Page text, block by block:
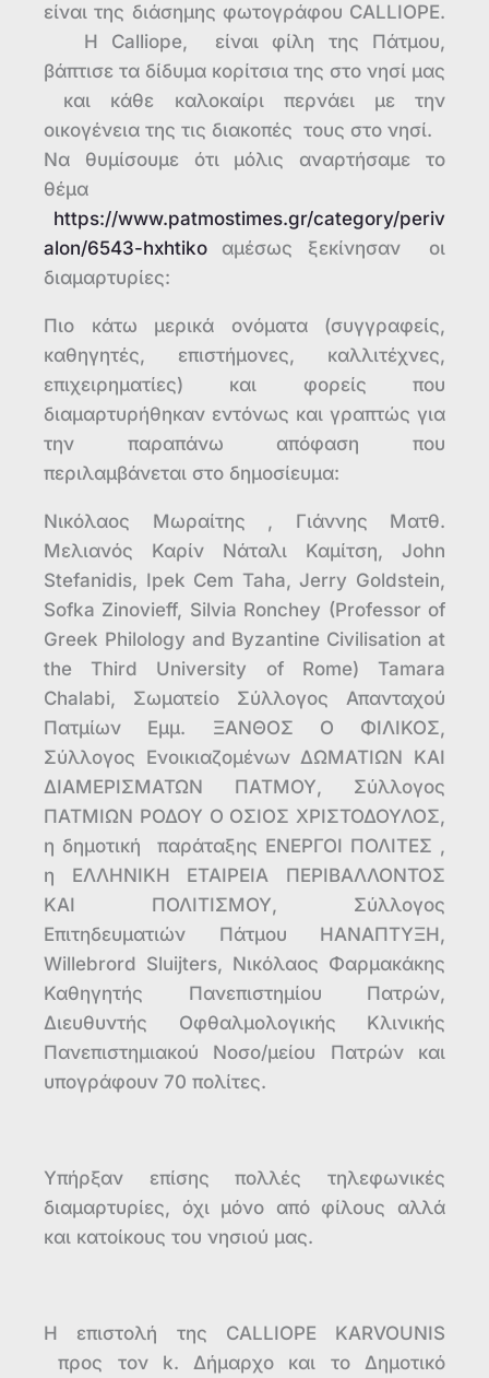
είναι της διάσημης φωτογράφου CALLIOPE.
Η Calliope, είναι φίλη της Πάτμου,
βάπτισε τα δίδυμα κορίτσια της στο νησί μας
και κάθε καλοκαίρι περνάει με την
οικογένεια της τις διακοπές τους στο νησί.
Να θυμίσουμε ότι μόλις αναρτήσαμε το
θέμα
https://www.patmostimes.gr/category/periv
alon/6543-hxhtiko αμέσως ξεκίνησαν οι
διαμαρτυρίες:
Πιο κάτω μερικά ονόματα (συγγραφείς,
καθηγητές, επιστήμονες, καλλιτέχνες,
επιχειρηματίες) και φορείς που
διαμαρτυρήθηκαν εντόνως και γραπτώς για
την παραπάνω απόφαση που
περιλαμβάνεται στο δημοσίευμα:
Νικόλαος Μωραίτης , Γιάννης Ματθ.
Μελιανός Καρίν Νάταλι Καμίτση, John
Stefanidis, Ipek Cem Taha, Jerry Goldstein,
Sofka Zinovieff, Silvia Ronchey (Professor of
Greek Philology and Byzantine Civilisation at
the Third University of Rome) Tamara
Chalabi, Σωματείο Σύλλογος Απανταχού
Πατμίων Εμμ. ΞΑΝΘΟΣ Ο ΦΙΛΙΚΟΣ,
Σύλλογος Ενοικιαζομένων ΔΩΜΑΤΙΩΝ ΚΑΙ
ΔΙΑΜΕΡΙΣΜΑΤΩΝ ΠΑΤΜΟΥ, Σύλλογος
ΠΑΤΜΙΩΝ ΡΟΔΟΥ Ο ΟΣΙΟΣ ΧΡΙΣΤΟΔΟΥΛΟΣ,
η δημοτική παράταξης ΕΝΕΡΓΟΙ ΠΟΛΙΤΕΣ ,
η ΕΛΛΗΝΙΚΗ ΕΤΑΙΡΕΙΑ ΠΕΡΙΒΑΛΛΟΝΤΟΣ
ΚΑΙ ΠΟΛΙΤΙΣΜΟΥ, Σύλλογος
Επιτηδευματιών Πάτμου ΗΑΝΑΠΤΥΞΗ,
Willebrord Sluijters, Νικόλαος Φαρμακάκης
Καθηγητής Πανεπιστημίου Πατρών,
Διευθυντής Οφθαλμολογικής Κλινικής
Πανεπιστημιακού Νοσο/μείου Πατρών και
υπογράφουν 70 πολίτες.
Υπήρξαν επίσης πολλές τηλεφωνικές
διαμαρτυρίες, όχι μόνο από φίλους αλλά
και κατοίκους του νησιού μας.
Η επιστολή της CALLIOPE KARVOUNIS
προς τον k. Δήμαρχο και το Δημοτικό